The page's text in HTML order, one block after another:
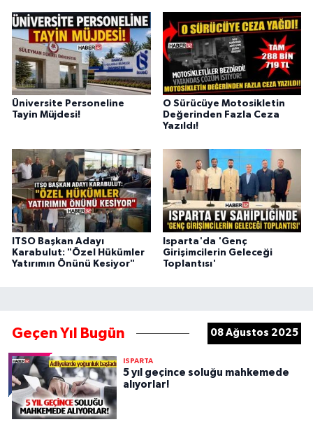
Üniversite Personeline
Tayin Müjdesi!
O Sürücüye Motosikletin
Değerinden Fazla Ceza
Yazıldı!
ITSO Başkan Adayı
Karabulut: "Özel Hükümler
Yatırımın Önünü Kesiyor"
Isparta'da 'Genç
Girişimcilerin Geleceği
Toplantısı'
Geçen Yıl Bugün 08 Ağustos 2025
ISPARTA
5 yıl geçince soluğu mahkemede
alıyorlar!